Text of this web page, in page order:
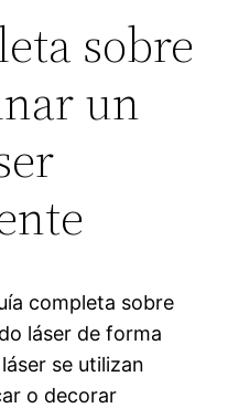
sobre
un
completa sobre
láser de forma
se utilizan
o decorar